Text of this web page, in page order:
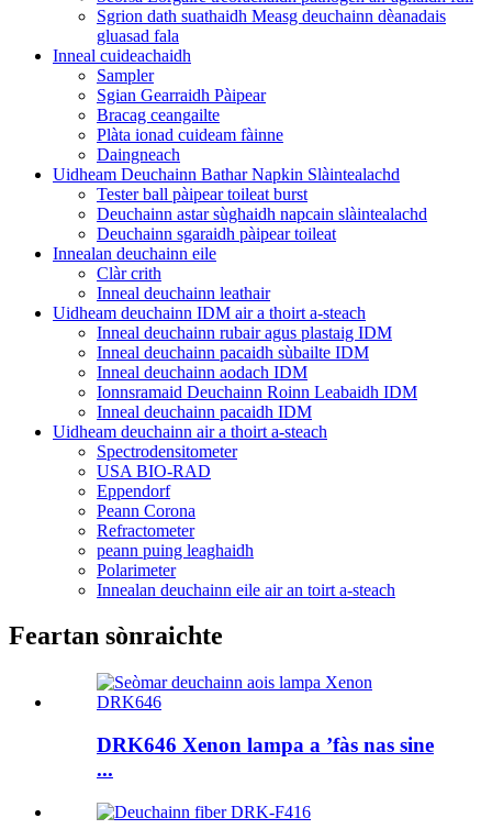
Sgrion dath suathaidh Measg deuchainn dèanadais
gluasad fala
Inneal cuideachaidh
Sampler
Sgian Gearraidh Pàipear
Bracag ceangailte
Plàta ionad cuideam fàinne
Daingneach
Uidheam Deuchainn Bathar Napkin Slàintealachd
Tester ball pàipear toileat burst
Deuchainn astar sùghaidh napcain slàintealachd
Deuchainn sgaraidh pàipear toileat
Innealan deuchainn eile
Clàr crith
Inneal deuchainn leathair
Uidheam deuchainn IDM air a thoirt a-steach
Inneal deuchainn rubair agus plastaig IDM
Inneal deuchainn pacaidh sùbailte IDM
Inneal deuchainn aodach IDM
Ionnsramaid Deuchainn Roinn Leabaidh IDM
Inneal deuchainn pacaidh IDM
Uidheam deuchainn air a thoirt a-steach
Spectrodensitometer
USA BIO-RAD
Eppendorf
Peann Corona
Refractometer
peann puing leaghaidh
Polarimeter
Innealan deuchainn eile air an toirt a-steach
Feartan sònraichte
DRK646 Xenon lampa a ’fàs nas sine
...